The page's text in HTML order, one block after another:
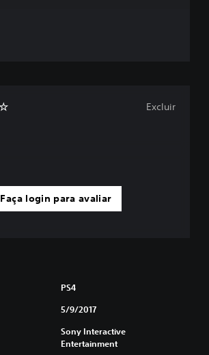
Faça login para avaliar
Excluir
PS4
5/9/2017
Sony Interactive
Entertainment